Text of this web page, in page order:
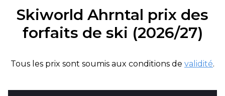
Skiworld Ahrntal prix des
forfaits de ski (2026/27)
Tous les prix sont soumis aux conditions de validité.